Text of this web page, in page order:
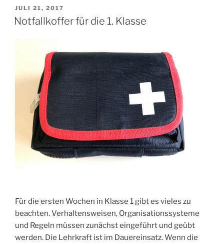
VERÖFFENTLICHT
AM
JULI 21, 2017
Notfallkoffer für die 1. Klasse
Für die ersten Wochen in Klasse 1 gibt es vieles zu
beachten. Verhaltensweisen, Organisationssysteme
und Regeln müssen zunächst eingeführt und geübt
werden. Die Lehrkraft ist im Dauereinsatz. Wenn die